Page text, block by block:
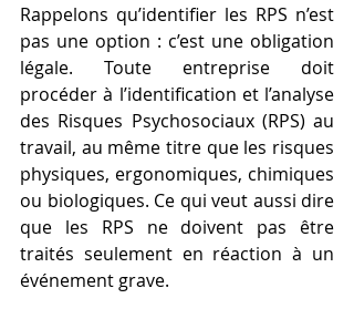
Rappelons qu’identifier les RPS n’est
pas une option : c’est une obligation
légale. Toute entreprise doit
procéder à l’identification et l’analyse
des Risques Psychosociaux (RPS) au
travail, au même titre que les risques
physiques, ergonomiques, chimiques
ou biologiques. Ce qui veut aussi dire
que les RPS ne doivent pas être
traités seulement en réaction à un
événement grave.